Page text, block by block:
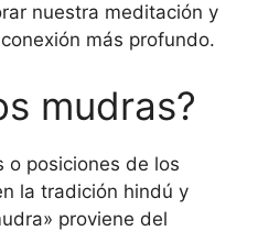
nuestra meditación y
más profundo.
mudras?
o posiciones de los
la tradición hindú y
proviene del